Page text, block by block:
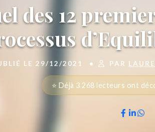
des 12
LE 29/12/2021 • PAR
⭐ Déjà 3 268 lecteurs ont